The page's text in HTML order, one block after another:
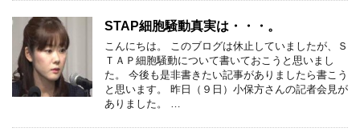
STAP細胞騒動真実は・・・。
こんにちは。 このブログは休止していましたが、Ｓ
ＴＡＰ細胞騒動について書いておこうと思いまし
た。 今後も是非書きたい記事がありましたら書こう
と思います。 昨日（９日）小保方さんの記者会見が
ありました。 …